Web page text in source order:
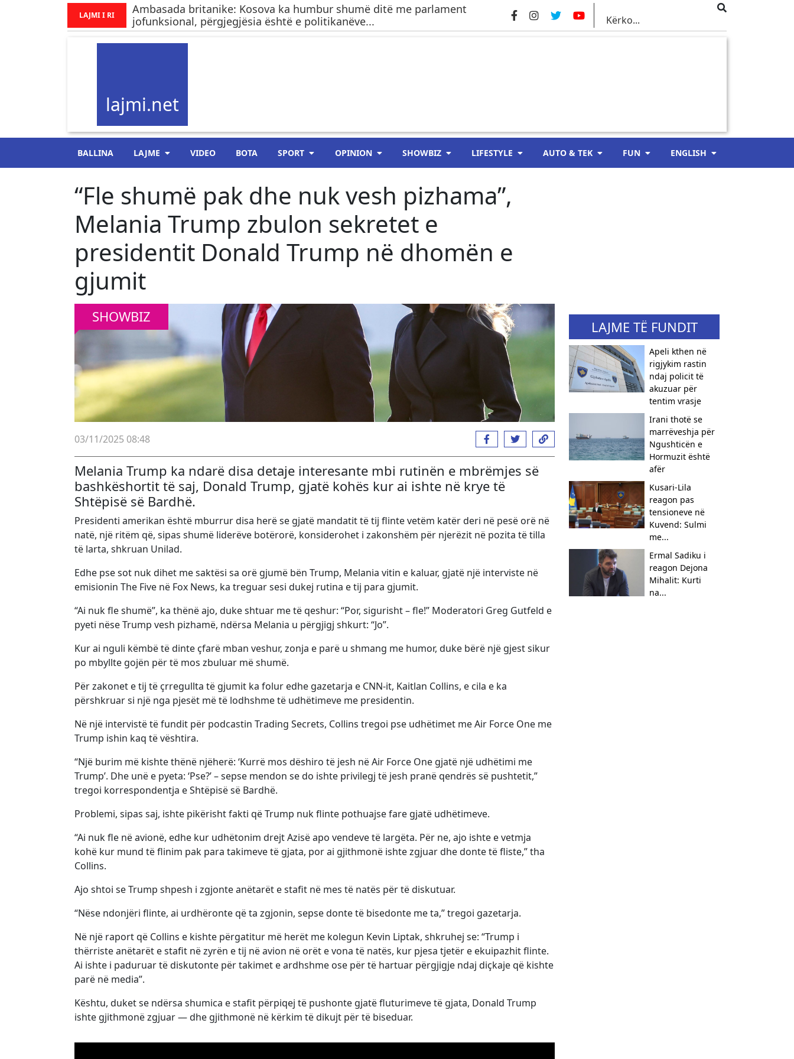
LAJMI I RI
Ambasada britanike: Kosova ka humbur shumë ditë me parlament
jofunksional, përgjegjësia është e politikanëve...
lajmi.net
BALLINA LAJME VIDEO BOTA SPORT OPINION SHOWBIZ LIFESTYLE AUTO & TEK FUN ENGLISH
“Fle shumë pak dhe nuk vesh pizhama”,
Melania Trump zbulon sekretet e
presidentit Donald Trump në dhomën e
gjumit
SHOWBIZ
03/11/2025 08:48
Melania Trump ka ndarë disa detaje interesante mbi rutinën e mbrëmjes së
bashkëshortit të saj, Donald Trump, gjatë kohës kur ai ishte në krye të
Shtëpisë së Bardhë.
Presidenti amerikan është mburrur disa herë se gjatë mandatit të tij flinte vetëm katër deri në pesë orë në
natë, një ritëm që, sipas shumë liderëve botërorë, konsiderohet i zakonshëm për njerëzit në pozita të tilla
të larta, shkruan Unilad.
Edhe pse sot nuk dihet me saktësi sa orë gjumë bën Trump, Melania vitin e kaluar, gjatë një interviste në
emisionin The Five në Fox News, ka treguar sesi dukej rutina e tij para gjumit.
“Ai nuk fle shumë”, ka thënë ajo, duke shtuar me të qeshur: “Por, sigurisht – fle!” Moderatori Greg Gutfeld e
pyeti nëse Trump vesh pizhamë, ndërsa Melania u përgjigj shkurt: “Jo”.
Kur ai nguli këmbë të dinte çfarë mban veshur, zonja e parë u shmang me humor, duke bërë një gjest sikur
po mbyllte gojën për të mos zbuluar më shumë.
Për zakonet e tij të çrregullta të gjumit ka folur edhe gazetarja e CNN-it, Kaitlan Collins, e cila e ka
përshkruar si një nga pjesët më të lodhshme të udhëtimeve me presidentin.
Në një intervistë të fundit për podcastin Trading Secrets, Collins tregoi pse udhëtimet me Air Force One me
Trump ishin kaq të vështira.
“Një burim më kishte thënë njëherë: ‘Kurrë mos dëshiro të jesh në Air Force One gjatë një udhëtimi me
Trump’. Dhe unë e pyeta: ‘Pse?’ – sepse mendon se do ishte privilegj të jesh pranë qendrës së pushtetit,”
tregoi korrespondentja e Shtëpisë së Bardhë.
Problemi, sipas saj, ishte pikërisht fakti që Trump nuk flinte pothuajse fare gjatë udhëtimeve.
“Ai nuk fle në avionë, edhe kur udhëtonim drejt Azisë apo vendeve të largëta. Për ne, ajo ishte e vetmja
kohë kur mund të flinim pak para takimeve të gjata, por ai gjithmonë ishte zgjuar dhe donte të fliste,” tha
Collins.
Ajo shtoi se Trump shpesh i zgjonte anëtarët e stafit në mes të natës për të diskutuar.
“Nëse ndonjëri flinte, ai urdhëronte që ta zgjonin, sepse donte të bisedonte me ta,” tregoi gazetarja.
Në një raport që Collins e kishte përgatitur më herët me kolegun Kevin Liptak, shkruhej se: “Trump i
thërriste anëtarët e stafit në zyrën e tij në avion në orët e vona të natës, kur pjesa tjetër e ekuipazhit flinte.
Ai ishte i paduruar të diskutonte për takimet e ardhshme ose për të hartuar përgjigje ndaj diçkaje që kishte
parë në media”.
Kështu, duket se ndërsa shumica e stafit përpiqej të pushonte gjatë fluturimeve të gjata, Donald Trump
ishte gjithmonë zgjuar — dhe gjithmonë në kërkim të dikujt për të biseduar.
LAJME TË FUNDIT
Apeli kthen në
rigjykim rastin
ndaj policit të
akuzuar për
tentim vrasje
Irani thotë se
marrëveshja për
Ngushticën e
Hormuzit është
afër
Kusari-Lila
reagon pas
tensioneve në
Kuvend: Sulmi
me...
Ermal Sadiku i
reagon Dejona
Mihalit: Kurti
na...